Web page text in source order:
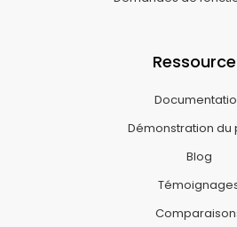
Démonstration du
Blog